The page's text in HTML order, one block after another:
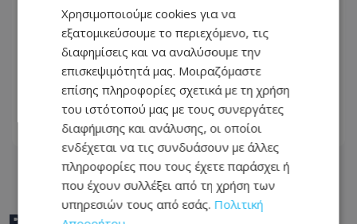
Εορτολόγιο: Ποιοι γιορτάζουν σήμερα,
Κυριακή 9 Αυγούστου – Η απάντηση
ίσως σας εκπλήξει
09.08.2026 - 07:31
Χρησιμοποιούμε cookies για να
εξατομικεύσουμε το περιεχόμενο, τις
διαφημίσεις και να αναλύσουμε την
επισκεψιμότητά μας. Μοιραζόμαστε
επίσης πληροφορίες σχετικά με τη χρήση
του ιστότοπού μας με τους συνεργάτες
διαφήμισης και ανάλυσης, οι οποίοι
ενδέχεται να τις συνδυάσουν με άλλες
πληροφορίες που τους έχετε παράσχει ή
που έχουν συλλέξει από τη χρήση των
υπηρεσιών τους από εσάς. Πολιτική